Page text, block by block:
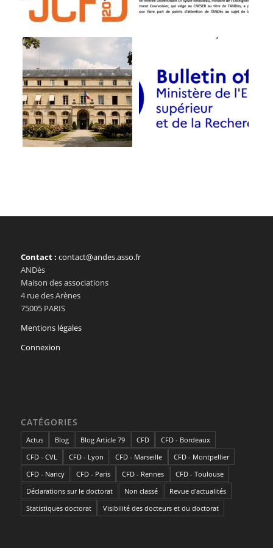
Contact : contact@andes.asso.fr
ANDès
Maison des associations
4 rue des Arènes
75005 PARIS
Mentions légales
Connexion
CATÉGORIES
Actus Blog Blog Article 79 CFD
CFD - Bordeaux
CFD - CVL
CFD - Lyon CFD - Marseille
CFD - Montpellier
CFD - Nancy
CFD - Paris CFD - Rennes
CFD - Toulouse
Déclarations sur le doctorat
Non classé
Revue d'actualités
Statistiques doctorat
Visibilité des docteurs et du doctorat